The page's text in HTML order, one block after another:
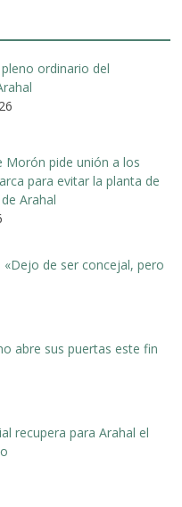
ordinario del
Morón pide unión a los
para evitar la planta de
Arahal
de ser concejal, pero
abre sus puertas este fin
recupera para Arahal el